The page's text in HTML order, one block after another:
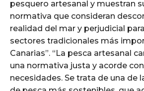
pesquero artesanal y muestran
normativa que consideran
realidad del mar y perjudicial
sectores tradicionales más
Canarias”. “La pesca artesanal
una normativa justa y acorde
necesidades. Se trata de una de